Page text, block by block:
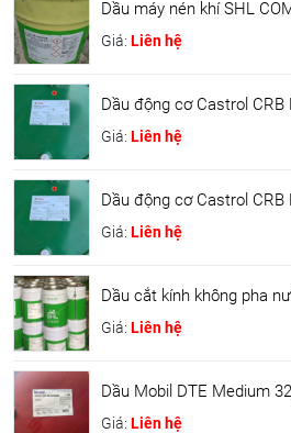
Dầu máy nén khí SHL
Giá: Liên hệ
Dầu động cơ Castrol CRB
Giá: Liên hệ
Dầu động cơ Castrol CRB
Giá: Liên hệ
Dầu cắt kính không pha
Giá: Liên hệ
Dầu Mobil DTE Medium
Giá: Liên hệ